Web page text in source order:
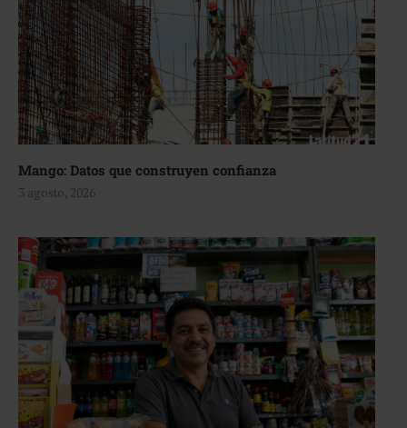
Mango: Datos que construyen confianza
3 agosto, 2026